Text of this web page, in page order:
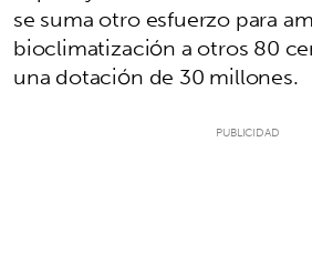
se suma otro esfuerzo para
bioclimatización a otros 80
una dotación de 30 millones.